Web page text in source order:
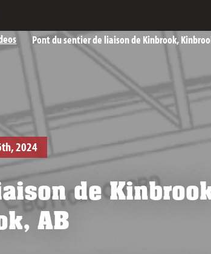
Pont du sentier de liaison de Kinbrook,
2024
de
AB